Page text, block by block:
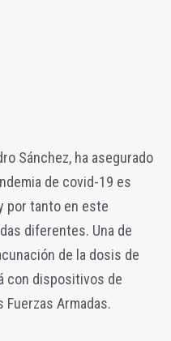
Sánchez, ha asegurado
de covid-19 es
por tanto en este
diferentes. Una de
de la dosis de
con dispositivos de
Armadas.